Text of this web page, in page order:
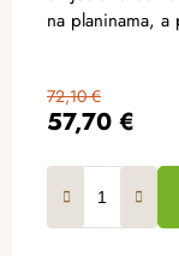
57,70 €
72,10 €
na planinama, a